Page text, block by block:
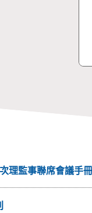
理監事聯席會議手冊